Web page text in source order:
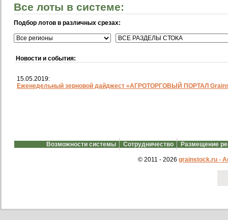
Все лоты в системе:
Подбор лотов в различных срезах:
Новости и события:
15.05.2019:
Еженедельный зерновой дайджест «АГРОТОРГОВЫЙ ПОРТАЛ
Возможности системы Сотрудничество Размещение
© 2011 - 2026 grainstock.ru -